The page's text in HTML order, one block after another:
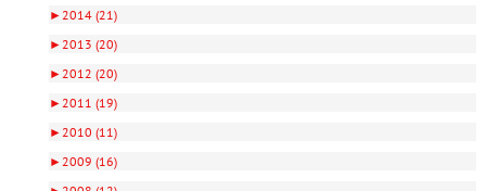
►2014 (21)
►2013 (20)
►2012 (20)
►2011 (19)
►2010 (11)
►2009 (16)